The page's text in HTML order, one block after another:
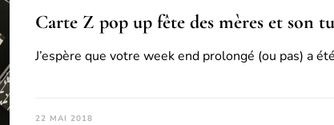
Carte Z pop up fête des mères et son
J’espère que votre week end prolongé (ou pas) a
22 MAI 2018